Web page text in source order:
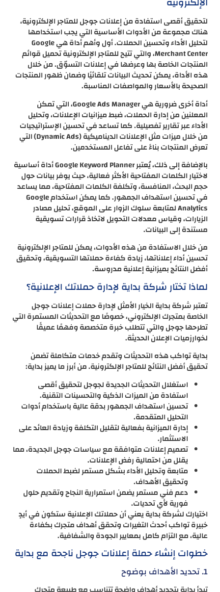
لتحقيق أقصى استفادة من إعلانات جوجل للمتاجر الإلكترونية،
هناك مجموعة من الأدوات الأساسية التي يجب استخدامها
لتحليل الأداء وتحسين الحملات. أول وأهم أداة هي Google
Merchant Center، والتي تتيح للمتاجر الإلكترونية تحميل قوائم
المنتجات الخاصة بها وعرضها في إعلانات التسوّق. من خلال
هذه الأداة، يمكن تحديث البيانات تلقائيًا وضمان ظهور المنتجات
الصحيحة بالأسعار والمواصفات المناسبة.
أداة أخرى ضرورية هي Google Ads Manager، التي تمكن
المعلنين من إدارة الحملات، ضبط ميزانيات الإعلانات، وتحليل
الأداء عبر تقارير تفصيلية. كما تساعد في تحسين الإستراتيجيات
من خلال ميزات مثل الإعلانات الديناميكية (Dynamic Ads) التي
تعرض المنتجات بناءً على تفاعل المستخدمين.
بالإضافة إلى ذلك، يُعتبر Google Keyword Planner أداة أساسية
لاختيار الكلمات المفتاحية الأكثر فعالية، حيث يوفر بيانات حول
حجم البحث، المنافسة، وتكلفة الكلمات المفتاحية، مما يساعد
في تحسين استهداف الجمهور. كما يمكن استخدام Google
Analytics لمتابعة سلوك الزوار على الموقع، تحليل مصادر
الزيارات، وقياس معدلات التحويل لاتخاذ قرارات تسويقية
مستندة إلى البيانات.
من خلال الاستفادة من هذه الأدوات، يمكن للمتاجر الإلكترونية
تحسين أداء إعلاناتها، زيادة كفاءة حملاتها التسويقية، وتحقيق
أفضل النتائج بميزانية إعلانية مدروسة.
لماذا تختار شركة بداية لإدارة حملاتك الإعلانية؟
تعتبر شركة بداية الخيار الأمثل لإدارة حملات إعلانات جوجل
الخاصة بمتجرك الإلكتروني، خصوصًا مع التحديثات المستمرة التي
تطرحها جوجل والتي تتطلب خبرة متخصصة وفهمًا عميقًا
لخوارزميات الإعلان الحديثة.
بداية تواكب هذه التحديثات وتقدم خدمات متكاملة تضمن
تحقيق أفضل النتائج للمتاجر الإلكترونية. من أبرز ما يميز بداية:
استغلال التحديثات الجديدة لجوجل لتحقيق أقصى
استفادة من الميزات الذكية والتحسينات التقنية.
تحسين استهداف الجمهور بدقة عالية باستخدام أدوات
التحليل المتقدمة.
إدارة الميزانية بفعالية لتقليل التكلفة وزيادة العائد على
الاستثمار.
تصميم إعلانات متوافقة مع سياسات جوجل الجديدة، مما
يقلل من احتمالية رفض الإعلانات.
متابعة وتحليل الأداء بشكل مستمر لضبط الحملات
وتحقيق الأهداف.
دعم فني مستمر يضمن استمرارية النجاح وتقديم حلول
فورية لأي تحديات.
اختيارك لشركة بداية يعني أن حملاتك الإعلانية ستكون في أيدٍ
خبيرة تواكب أحدث التغيرات وتحقق أهداف متجرك بكفاءة
عالية، مع التزام كامل بمعايير الجودة والشفافية.
خطوات إنشاء حملة إعلانات جوجل ناجحة مع بداية
1. تحديد الأهداف بوضوح